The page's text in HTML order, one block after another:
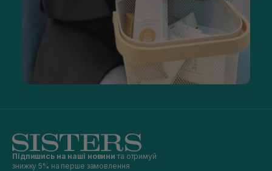
Підпишись на наші новини та отримуй
знижку 5% на перше замовлення